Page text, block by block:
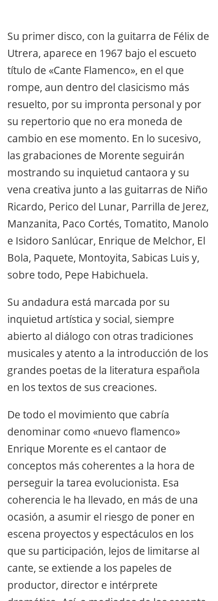
Su primer disco, con la guitarra de Félix de
Utrera, aparece en 1967 bajo el escueto
título de «Cante Flamenco», en el que
rompe, aun dentro del clasicismo más
resuelto, por su impronta personal y por
su repertorio que no era moneda de
cambio en ese momento. En lo sucesivo,
las grabaciones de Morente seguirán
mostrando su inquietud cantaora y su
vena creativa junto a las guitarras de Niño
Ricardo, Perico del Lunar, Parrilla de Jerez,
Manzanita, Paco Cortés, Tomatito, Manolo
e Isidoro Sanlúcar, Enrique de Melchor, El
Bola, Paquete, Montoyita, Sabicas Luis y,
sobre todo, Pepe Habichuela.
Su andadura está marcada por su
inquietud artística y social, siempre
abierto al diálogo con otras tradiciones
musicales y atento a la introducción de los
grandes poetas de la literatura española
en los textos de sus creaciones.
De todo el movimiento que cabría
denominar como «nuevo flamenco»
Enrique Morente es el cantaor de
conceptos más coherentes a la hora de
perseguir la tarea evolucionista. Esa
coherencia le ha llevado, en más de una
ocasión, a asumir el riesgo de poner en
escena proyectos y espectáculos en los
que su participación, lejos de limitarse al
cante, se extiende a los papeles de
productor, director e intérprete